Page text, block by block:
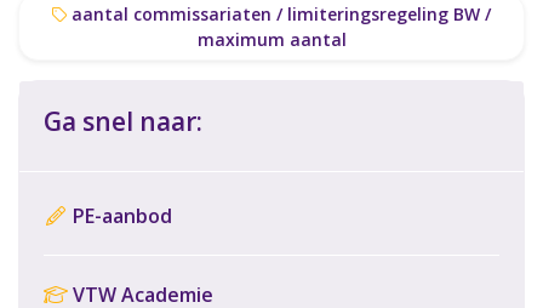
aantal commissariaten / limiteringsregeling BW /
maximum aantal
Ga snel naar:
PE-aanbod
VTW Academie